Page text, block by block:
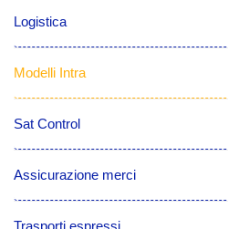
Logistica
Modelli Intra
Sat Control
Assicurazione merci
Trasporti espressi